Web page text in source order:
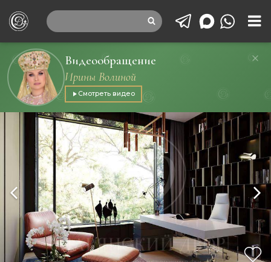
Видеообращение
Ирины Волиной
Смотреть видео